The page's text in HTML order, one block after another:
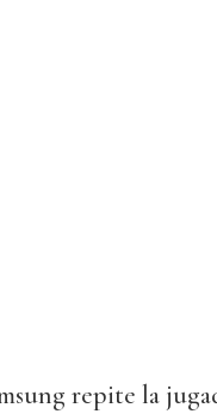
repite la